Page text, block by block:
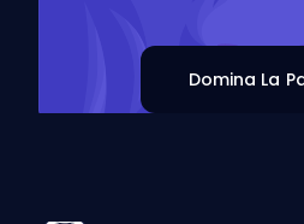
Domina La